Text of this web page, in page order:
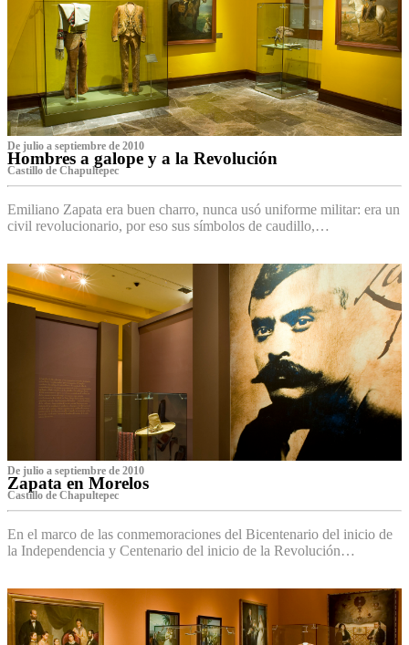
De julio a septiembre de 2010
Hombres a galope y a la Revolución
Castillo de Chapultepec
Emiliano Zapata era buen charro, nunca usó uniforme militar: era un
civil revolucionario, por eso sus símbolos de caudillo,…
De julio a septiembre de 2010
Zapata en Morelos
Castillo de Chapultepec
En el marco de las conmemoraciones del Bicentenario del inicio de
la Independencia y Centenario del inicio de la Revolución…